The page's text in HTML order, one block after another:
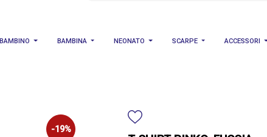
BAMBINO BAMBINA NEONATO SCARPE ACCESSORI
-19%